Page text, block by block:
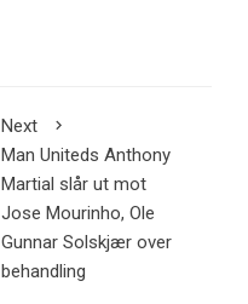
Next
Man Uniteds Anthony
Martial slår ut mot
Jose Mourinho, Ole
Gunnar Solskjær over
behandling